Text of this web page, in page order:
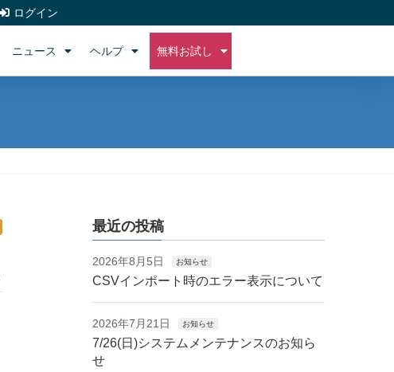
ログイン
ニュース ヘルプ 無料お試し
最近の投稿
2026年8月5日 お知らせ
CSVインポート時のエラー表示について
2026年7月21日 お知らせ
7/26(日)システムメンテナンスのお知ら
せ